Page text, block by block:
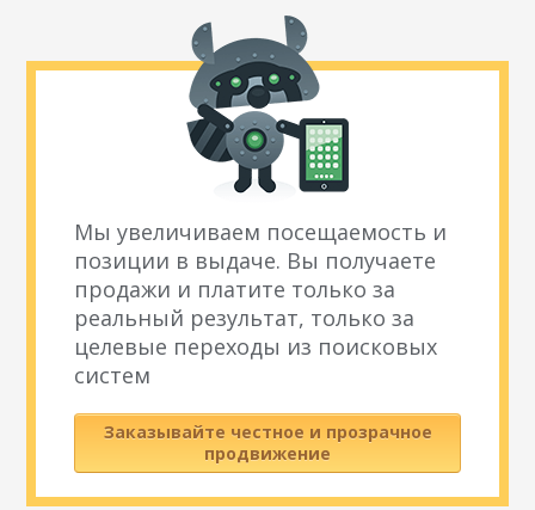
Мы увеличиваем посещаемость и
позиции в выдаче. Вы получаете
продажи и платите только за
реальный результат, только за
целевые переходы из поисковых
систем
Заказывайте честное и прозрачное
продвижение